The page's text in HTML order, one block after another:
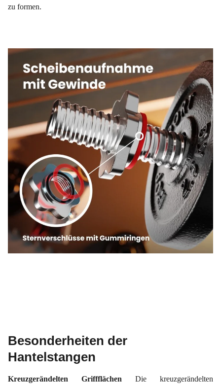
zu formen.
Besonderheiten der
Hantelstangen
Kreuzgerändelten Griffflächen Die kreuzgerändelten